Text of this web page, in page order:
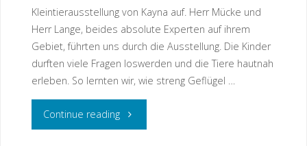
Kleintierausstellung von Kayna auf. Herr Mücke und
Herr Lange, beides absolute Experten auf ihrem
Gebiet, führten uns durch die Ausstellung. Die Kinder
durften viele Fragen loswerden und die Tiere hautnah
erleben. So lernten wir, wie streng Geflügel …
Continue reading"Zwischen